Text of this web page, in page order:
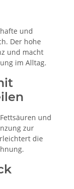
und
Der hohe
und macht
im Alltag.
und
zur
die